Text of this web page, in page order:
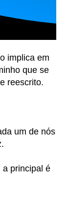
da
implica em
que se
reescrito.
um de nós
a principal é